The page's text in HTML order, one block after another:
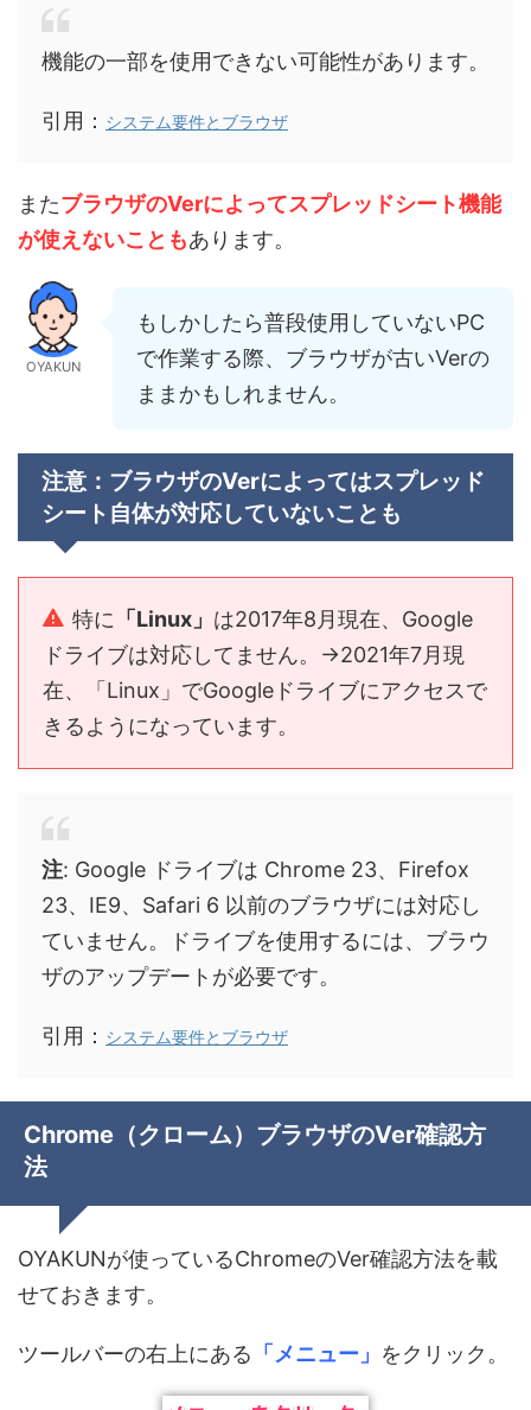
機能の一部を使用できない可能性があります。
引用： システム要件とブラウザ
またブラウザのVerによってスプレッドシート機能
が使えないこともあります。
OYAKUN
もしかしたら普段使用していないPC
で作業する際、ブラウザが古いVerの
ままかもしれません。
注意：ブラウザのVerによってはスプレッド
シート自体が対応していないことも
特に 「Linux」 は2017年8月現在、Google
ドライブは対応してません。→2021年7月現
在、「Linux」でGoogleドライブにアクセスで
きるようになっています。
注: Google ドライブは Chrome 23、Firefox
23、IE9、Safari 6 以前のブラウザには対応し
ていません。ドライブを使用するには、ブラウ
ザのアップデートが必要です。
引用： システム要件とブラウザ
Chrome（クローム）ブラウザのVer確認方
法
OYAKUNが使っているChromeのVer確認方法を載
せておきます。
ツールバーの右上にある 「メニュー」 をクリック。